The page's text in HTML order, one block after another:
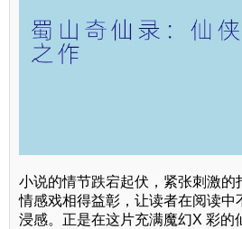
小说的情节跌宕起伏，紧张刺激的
情感戏相得益彰，让读者在阅读中
浸感。正是在这片充满魔幻X 彩的